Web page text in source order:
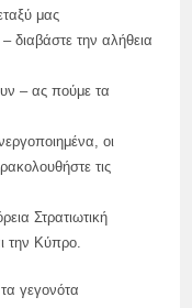
μας
διαβάστε την αλήθεια
– ας πούμε τα
οι
τις
Στρατιωτική
την Κύπρο.
γεγονότα